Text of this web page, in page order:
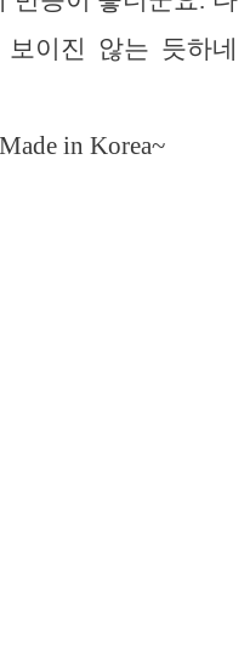
이진 않는 듯하네
in Korea~